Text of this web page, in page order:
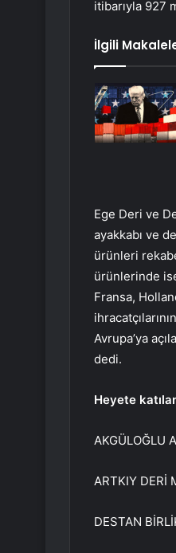
itibarıyla 927
İlgili
Ege Deri ve
ayakkabı ve
ürünleri
ürünlerinde
Fransa,
Avrupa’ya
dedi.
Heyete
AKGÜLOĞLU
ARTKIY DERİ
DESTAN